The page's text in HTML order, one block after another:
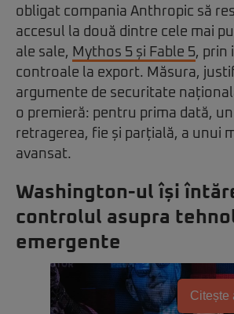
obligat compania Anthropic să
accesul la două dintre cele mai
ale sale, Mythos 5 și Fable 5, prin
controale la export. Măsura,
argumente de securitate
o premieră: pentru prima dată,
retragerea, fie și parțială, a unui
avansat.
Washington-ul își
controlul asupra
emergente
Citește